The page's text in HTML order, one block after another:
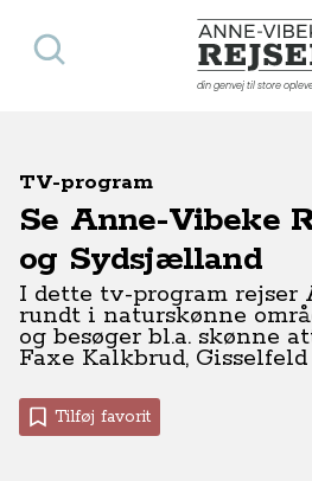
Anne-Vibeke
din genvej til store
Søg
TV-program
Se Anne-Vibeke
og Sydsjælland
I dette tv-program rejser
rundt i naturskønne
og besøger bl.a. skønne
Faxe Kalkbrud,
Tilføj favorit